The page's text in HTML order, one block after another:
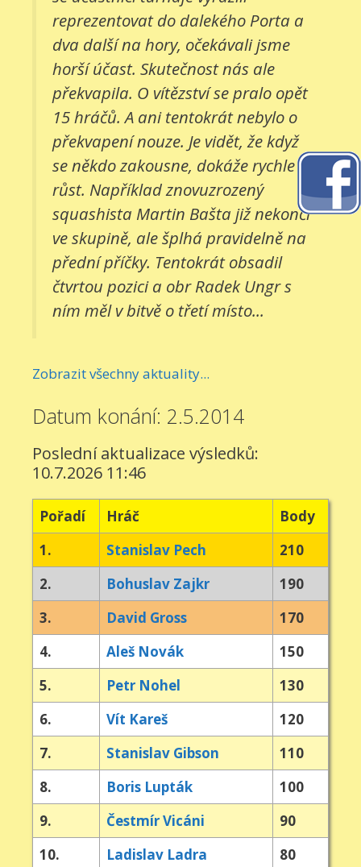
reprezentovat do dalekého Porta a
dva další na hory, očekávali jsme
horší účast. Skutečnost nás ale
překvapila. O vítězství se pralo opět
15 hráčů. A ani tentokrát nebylo o
překvapení nouze. Je vidět, že když
se někdo zakousne, dokáže rychle
růst. Například znovuzrozený
squashista Martin Bašta již nekončí
ve skupině, ale šplhá pravidelně na
přední příčky. Tentokrát obsadil
čtvrtou pozici a obr Radek Ungr s
ním měl v bitvě o třetí místo...
Zobrazit všechny aktuality...
Datum konání: 2.5.2014
Poslední aktualizace výsledků:
10.7.2026 11:46
Pořadí Hráč
Body
1.
Stanislav Pech
210
2.
Bohuslav Zajkr
190
3.
David Gross
170
4.
Aleš Novák
150
5.
Petr Nohel
130
6.
Vít Kareš
120
7.
Stanislav Gibson
110
8.
Boris Lupták
100
9.
Čestmír Vicáni
90
10.
Ladislav Ladra
80